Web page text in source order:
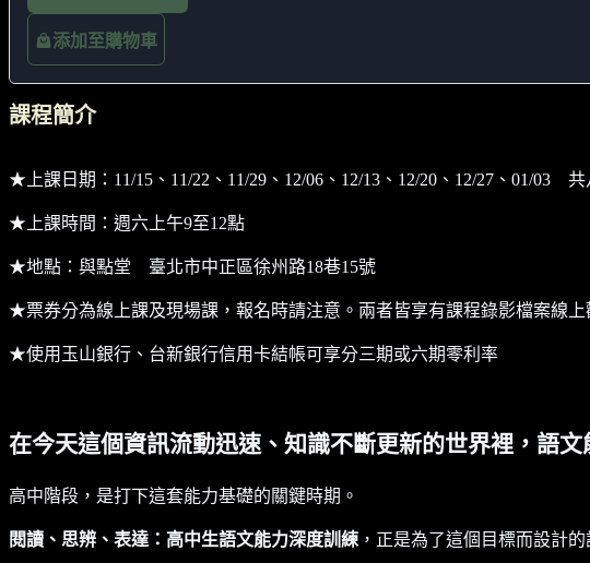
添加至購物車
課程簡介
★上課日期：11/15、11/22、11/29、12/06、12/13、12/20、12/27、01/03 共
★上課時間：週六上午9至12點
★地點：與點堂 臺北市中正區徐州路18巷15號
★票券分為線上課及現場課，報名時請注意。兩者皆享有課程錄影檔案線上
★使用玉山銀行、台新銀行信用卡結帳可享分三期或六期零利率
在今天這個資訊流動迅速、知識不斷更新的世界裡，語
高中階段，是打下這套能力基礎的關鍵時期。
閱讀、思辨、表達：高中生語文能力深度訓練 ，正是為了這個目標而設計的